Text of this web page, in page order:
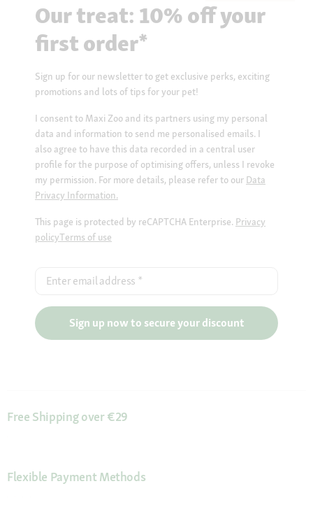
Our treat: 10% off your
first order*
Sign up for our newsletter to get exclusive perks, exciting
promotions and lots of tips for your pet!
I consent to Maxi Zoo and its partners using my personal
data and information to send me personalised emails. I
also agree to have this data recorded in a central user
profile for the purpose of optimising offers, unless I revoke
my permission. For more details, please refer to our Data
Privacy Information.
This page is protected by reCAPTCHA Enterprise. Privacy
policyTerms of use
Enter email address *
Sign up now to secure your discount
Free Shipping over €29
Flexible Payment Methods